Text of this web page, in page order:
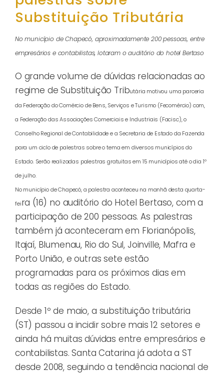
Substituição Tributária
No município de Chapecó, aproximadamente 200 pessoas, entre
empresários e contabilistas, lotaram o auditório do hotel Bertaso
O grande volume de dúvidas relacionadas ao
regime de Substituição Tributária motivou uma parceria
da Federação do Comércio de Bens, Serviços e Turismo (Fecomércio) com,
a Federação das Associações Comerciais e Industriais (Facisc), o
Conselho Regional de Contabilidade e a Secretaria de Estado da Fazenda
para um ciclo de palestras sobre o tema em diversos municípios do
Estado. Serão realizadas palestras gratuitas em 15 municípios até o dia 1º
de julho.
No município de Chapecó, a palestra aconteceu na manhã desta quarta-
feira (16) no auditório do Hotel Bertaso, com a
participação de 200 pessoas. As palestras
também já aconteceram em Florianópolis,
Itajaí, Blumenau, Rio do Sul, Joinville, Mafra e
Porto União, e outras sete estão
programadas para os próximos dias em
todas as regiões do Estado.
Desde 1º de maio, a substituição tributária
(ST) passou a incidir sobre mais 12 setores e
ainda há muitas dúvidas entre empresários e
contabilistas. Santa Catarina já adota a ST
desde 2008, seguindo a tendência nacional de